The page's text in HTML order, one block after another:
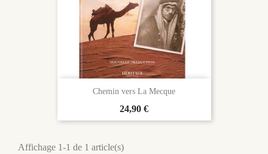
Chemin vers La Mecque
Prix
24,90 €
Affichage 1-1 de 1 article(s)